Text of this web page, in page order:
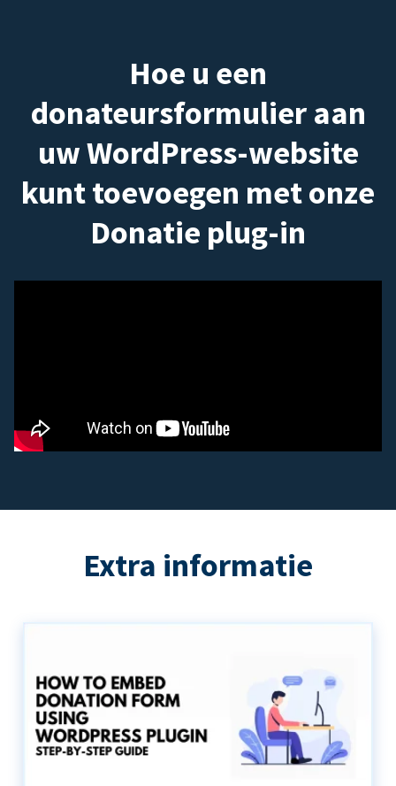
Hoe u een
donateursformulier aan
uw WordPress-website
kunt toevoegen met onze
Donatie plug-in
Extra informatie